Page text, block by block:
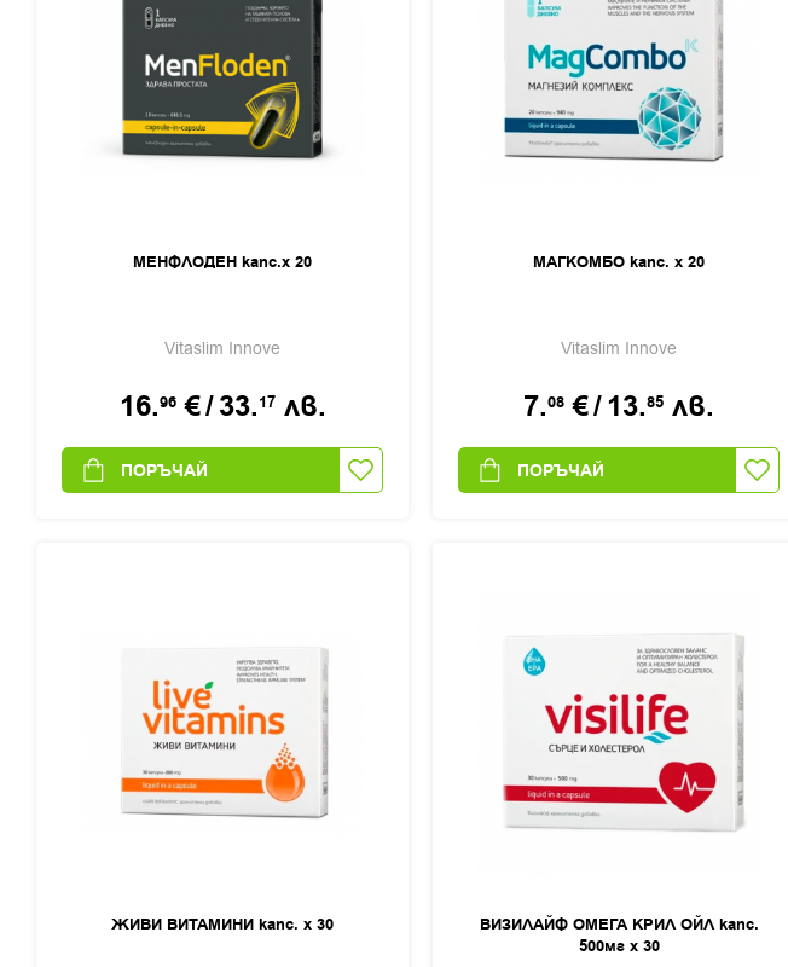
МЕНФЛОДЕН капс.х 20
Vitaslim Innove
16.96 €/33.17 лв.
ПОРЪЧАЙ
МАГКОМБО капс. х 20
Vitaslim Innove
7.08 €/13.85 лв.
ПОРЪЧАЙ
ЖИВИ ВИТАМИНИ капс. x 30
ВИЗИЛАЙФ ОМЕГА КРИЛ ОЙЛ капс.
500мг х 30